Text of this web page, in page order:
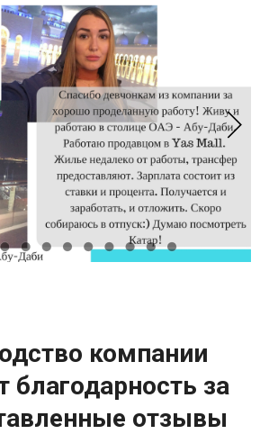
компании
благодарность за
отзывы